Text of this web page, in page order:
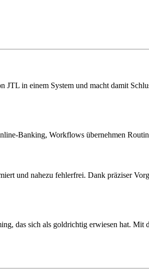
in einem System und macht damit
Banking, Workflows übernehmen
und nahezu fehlerfrei. Dank präziser
das sich als goldrichtig erwiesen hat. Mit